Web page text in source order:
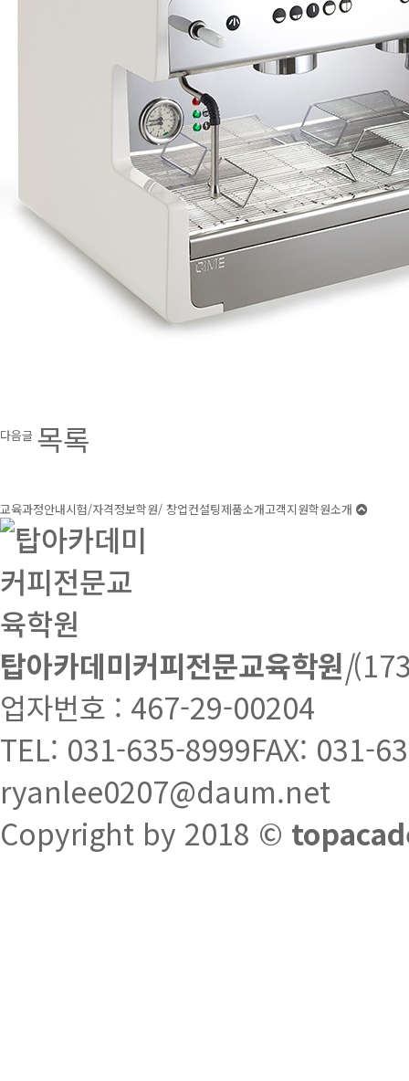
다음글 목록
교육과정안내시험/자격정보학원/ 창업컨설팅제품소개고객지원학원소개
탑아카데미커피전문교육학원|
업자번호 : 467-29-00204
TEL: 031-635-8999FAX: 031-
ryanlee0207@daum.net
Copyright by 2018 ©